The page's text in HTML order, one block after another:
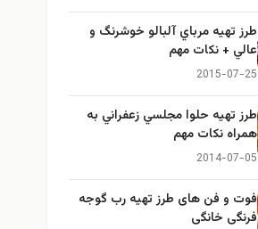
طرز تهيه مرباي آلبالو خوشرنگ و
عالي + نكات مهم
2015-07-25
طرز تهيه حلوا مجلسي زعفراني به
همراه نكات مهم
2014-07-05
فوت و فن های طرز تهیه رب گوجه
فرنگی خانگی